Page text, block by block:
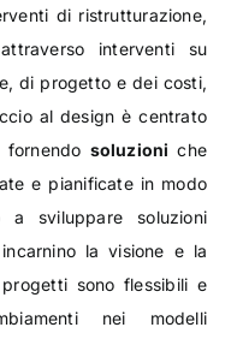
di ristrutturazione,
interventi su
di progetto e dei costi,
al design è centrato
fornendo soluzioni che
e pianificate in modo
sviluppare soluzioni
la visione e la
sono flessibili e
nei modelli